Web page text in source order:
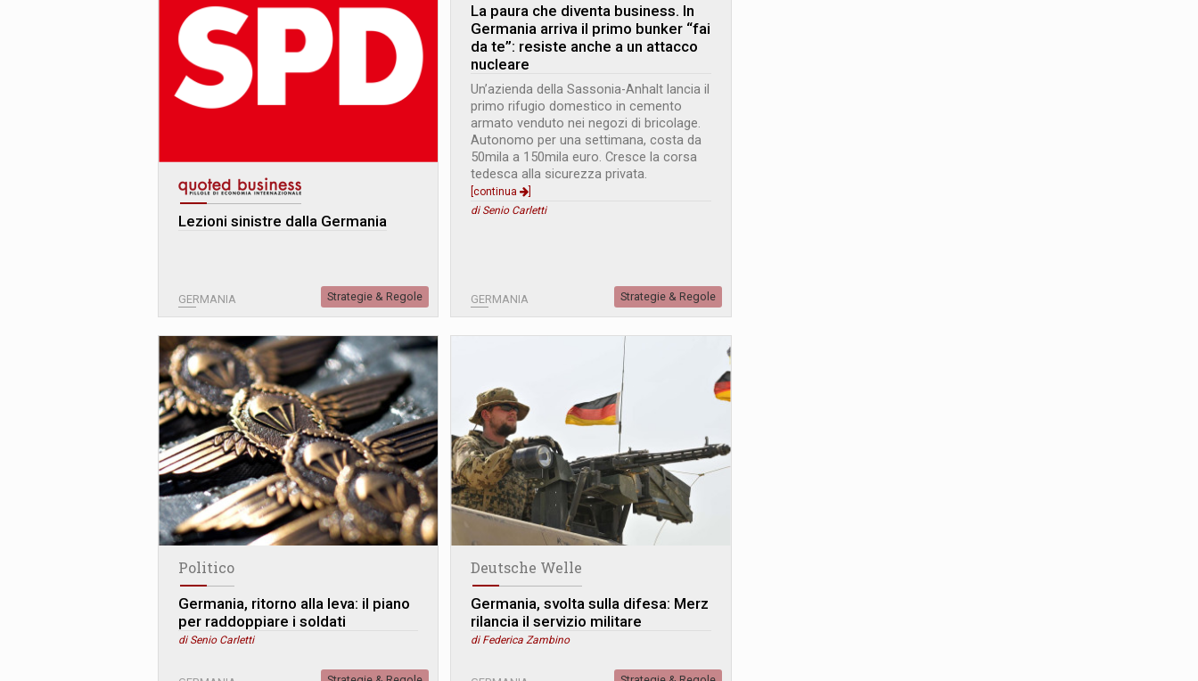
Lezioni sinistre dalla Germania
GERMANIA Strategie & Regole
La paura che diventa business. In
Germania arriva il primo bunker “fai
da te”: resiste anche a un attacco
nucleare
Un’azienda della Sassonia-Anhalt lancia il
primo rifugio domestico in cemento
armato venduto nei negozi di bricolage.
Autonomo per una settimana, costa da
50mila a 150mila euro. Cresce la corsa
tedesca alla sicurezza privata.
[continua
di Senio Carletti
GERMANIA Strategie & Regole
Politico
Germania, ritorno alla leva: il piano
per raddoppiare i soldati
di Senio Carletti
Deutsche Welle
Germania, svolta sulla difesa: Merz
rilancia il servizio militare
di Federica Zambino